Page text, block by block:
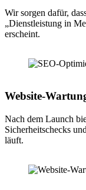
Wir sorgen dafür,
„Dienstleistung in
erscheint.
Website-
Nach dem Launch
Sicherheitschecks
läuft.